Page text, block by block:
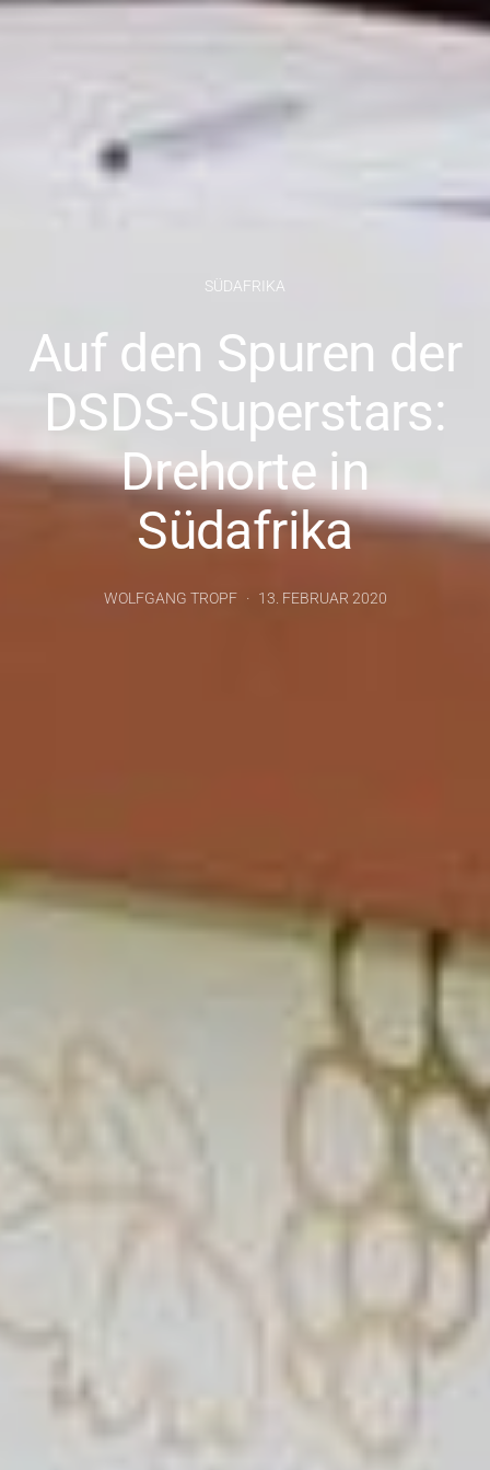
SÜDAFRIKA
Auf den Spuren der
DSDS-Superstars:
Drehorte in
Südafrika
WOLFGANG TROPF 13. FEBRUAR 2020